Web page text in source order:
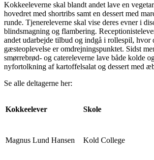
Kokkeeleverne skal blandt andet lave en
hovedret med shortribs samt en dessert med
runde. Tjenereleverne skal vise deres evner i
blindsmagning og flambering.
andet udarbejde tilbud og indgå i rollespil, hvor
gæsteoplevelse er omdrejningspunktet. Sidst
smørrebrød- og catereleverne lave både kolde
nyfortolkning af kartoffelsalat og dessert med
Se alle deltagerne her:
Kokkeelever Skole
Magnus Lund Hansen Kold College